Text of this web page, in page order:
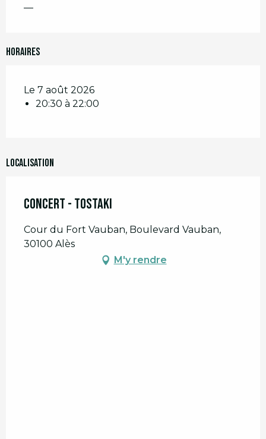
—
Horaires
Le 7 août 2026
20:30 à 22:00
Localisation
Concert - Tostaki
Cour du Fort Vauban, Boulevard Vauban,
30100 Alès
M'y rendre